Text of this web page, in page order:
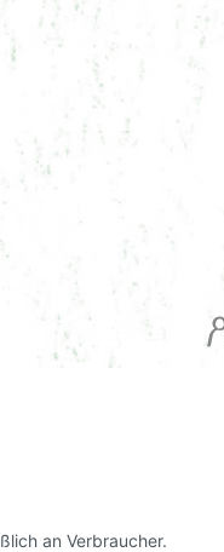
an Verbraucher.